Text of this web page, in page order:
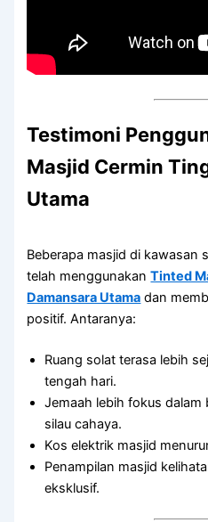
Testimoni
Masjid Cermin
Utama
Beberapa masjid di kawasan
telah menggunakanTinted
Damansara Utama dan
positif. Antaranya:
Ruang solat terasa lebih
tengah hari.
Jemaah lebih fokus
silau cahaya.
Kos elektrik masjid
Penampilan masjid
eksklusif.